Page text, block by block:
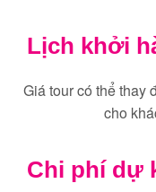
Lịch khởi
Giá tour có thể thay
cho
Chi phí dự